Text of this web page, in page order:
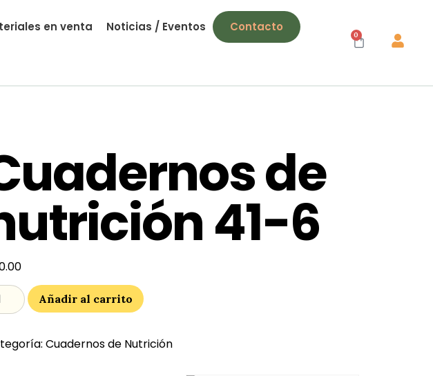
en venta Noticias / Eventos Contacto
0
de
41-6
Añadir al carrito
Cuadernos de Nutrición